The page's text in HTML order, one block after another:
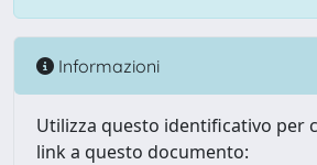
Informazioni
Utilizza questo identificativo per
link a questo documento: